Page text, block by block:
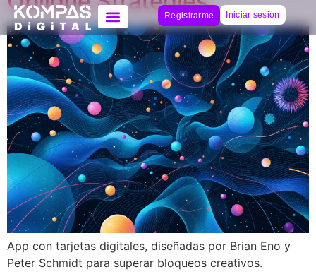
Registrarme Iniciar sesión
App con tarjetas digitales, diseñadas por Brian Eno y
Peter Schmidt para superar bloqueos creativos.